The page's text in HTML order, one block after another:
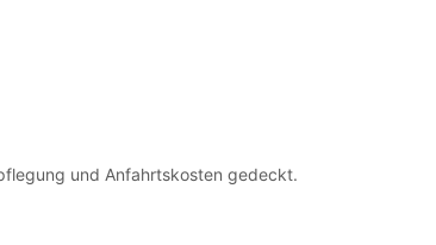
und Anfahrtskosten gedeckt.